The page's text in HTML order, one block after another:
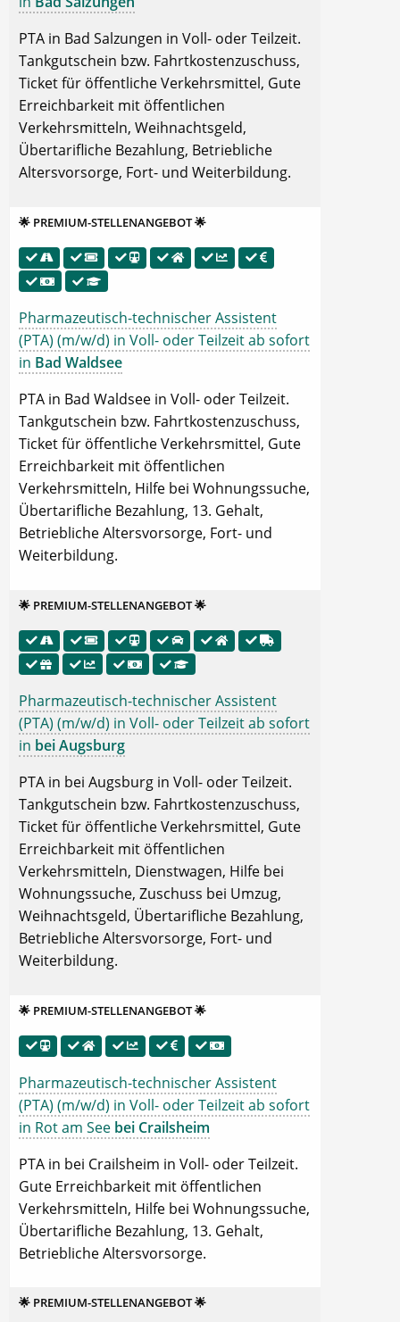
PTA in Bad Salzungen in Voll- oder Teilzeit.
Tankgutschein bzw. Fahrtkostenzuschuss,
Ticket für öffentliche Verkehrsmittel, Gute
Erreichbarkeit mit öffentlichen
Verkehrsmitteln, Weihnachtsgeld,
Übertarifliche Bezahlung, Betriebliche
Altersvorsorge, Fort- und Weiterbildung.
🌟 PREMIUM-STELLENANGEBOT 🌟
Pharmazeutisch-technischer Assistent
(PTA) (m/w/d) in Voll- oder Teilzeit ab sofort
in Bad Waldsee
PTA in Bad Waldsee in Voll- oder Teilzeit.
Tankgutschein bzw. Fahrtkostenzuschuss,
Ticket für öffentliche Verkehrsmittel, Gute
Erreichbarkeit mit öffentlichen
Verkehrsmitteln, Hilfe bei Wohnungssuche,
Übertarifliche Bezahlung, 13. Gehalt,
Betriebliche Altersvorsorge, Fort- und
Weiterbildung.
🌟 PREMIUM-STELLENANGEBOT 🌟
Pharmazeutisch-technischer Assistent
(PTA) (m/w/d) in Voll- oder Teilzeit ab sofort
in bei Augsburg
PTA in bei Augsburg in Voll- oder Teilzeit.
Tankgutschein bzw. Fahrtkostenzuschuss,
Ticket für öffentliche Verkehrsmittel, Gute
Erreichbarkeit mit öffentlichen
Verkehrsmitteln, Dienstwagen, Hilfe bei
Wohnungssuche, Zuschuss bei Umzug,
Weihnachtsgeld, Übertarifliche Bezahlung,
Betriebliche Altersvorsorge, Fort- und
Weiterbildung.
🌟 PREMIUM-STELLENANGEBOT 🌟
Pharmazeutisch-technischer Assistent
(PTA) (m/w/d) in Voll- oder Teilzeit ab sofort
in Rot am See bei Crailsheim
PTA in bei Crailsheim in Voll- oder Teilzeit.
Gute Erreichbarkeit mit öffentlichen
Verkehrsmitteln, Hilfe bei Wohnungssuche,
Übertarifliche Bezahlung, 13. Gehalt,
Betriebliche Altersvorsorge.
🌟 PREMIUM-STELLENANGEBOT 🌟